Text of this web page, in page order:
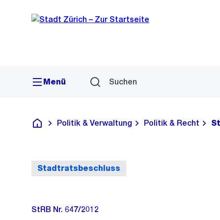
Navigation
Sprunglink
Menü Suchen
Deutsch
Politik & Verwaltung Politik & Recht
Stadtratsbeschluss
StRB Nr. 647/2012